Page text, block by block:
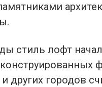
стиль лофт
других городов